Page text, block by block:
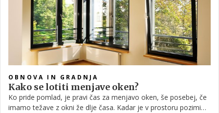
OBNOVA IN GRADNJA
Kako se lotiti menjave oken?
Ko pride pomlad, je pravi čas za menjavo oken, še posebej, če
imamo težave z okni že dlje časa. Kadar je v prostoru pozimi